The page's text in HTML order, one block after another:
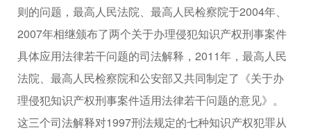
则的问题，最高人民法院、最高人民检察院于2004年、
2007年相继颁布了两个关于办理侵犯知识产权刑事案件
具体应用法律若干问题的司法解释，2011年，最高人民
法院、最高人民检察院和公安部又共同制定了《关于办
理侵犯知识产权刑事案件适用法律若干问题的意见》。
这三个司法解释对1997刑法规定的七种知识产权犯罪从